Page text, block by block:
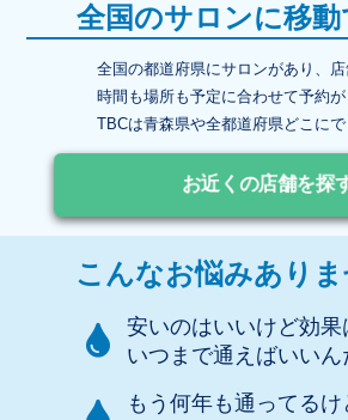
全国のサロンに移動
全国の都道府県にサロンがあり、店
時間も場所も予定に合わせて予約が
TBCは青森県や全都道府県どこにで
お近くの店舗を探
こんなお悩みありま
安いのはいいけど効果
いつまで通えばいいん
もう何年も通ってるけ